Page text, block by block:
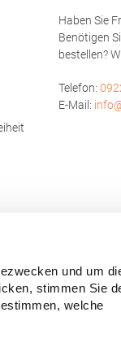
und um
stimmen Sie
welche
Haben Sie
Benötigen
bestellen?
Telefon:
E-Mail: